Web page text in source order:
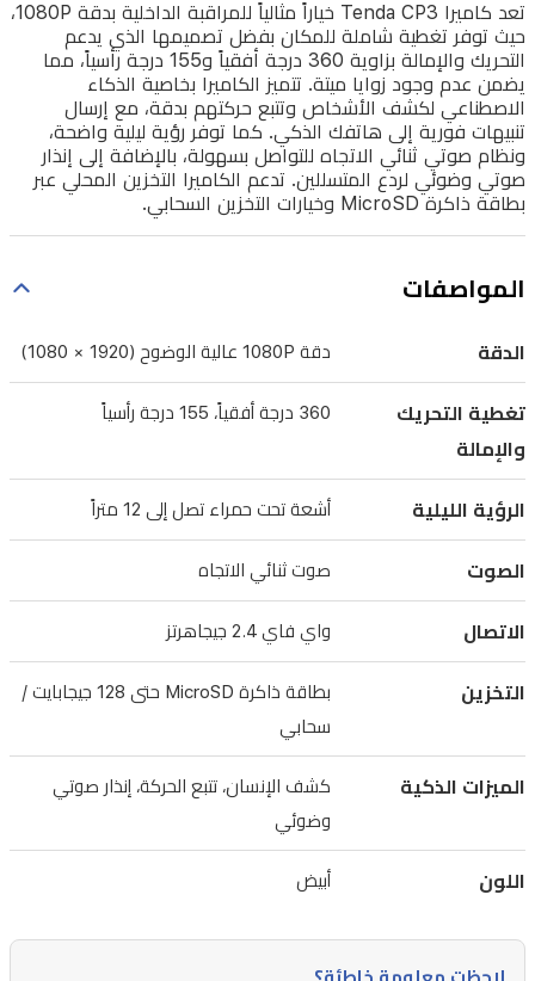
التحريك
والإمالة
بزاوية
360
درجة
أفقياً
و155
رأسياً،
يضمن
وجود
زوايا
ميتة.
تتميز
الكاميرا
الذكاء
الاصطناعي
الأشخاص
وتتبع
مع
تنبيهات
تعد كاميرا Tenda CP3 خياراً مثالياً للمراقبة الداخلية بدقة 1080P،
حيث توفر تغطية شاملة للمكان بفضل تصميمها الذي يدعم
التحريك والإمالة بزاوية 360 درجة أفقياً و155 درجة رأسياً، مما
يضمن عدم وجود زوايا ميتة. تتميز الكاميرا بخاصية الذكاء
الاصطناعي لكشف الأشخاص وتتبع حركتهم بدقة، مع إرسال
تنبيهات فورية إلى هاتفك الذكي. كما توفر رؤية ليلية واضحة،
ونظام صوتي ثنائي الاتجاه للتواصل بسهولة، بالإضافة إلى إنذار
صوتي وضوئي لردع المتسللين. تدعم الكاميرا التخزين المحلي عبر
بطاقة ذاكرة MicroSD وخيارات التخزين السحابي.
المواصفات
الدقة دقة 1080P عالية الوضوح (1920 × 1080)
تغطية التحريك
والإمالة
360 درجة أفقياً، 155 درجة رأسياً
الرؤية الليلية أشعة تحت حمراء تصل إلى 12 متراً
الصوت صوت ثنائي الاتجاه
الاتصال واي فاي 2.4 جيجاهرتز
التخزين
بطاقة ذاكرة MicroSD حتى 128 جيجابايت /
سحابي
الميزات الذكية
كشف الإنسان، تتبع الحركة، إنذار صوتي
وضوئي
اللون أبيض